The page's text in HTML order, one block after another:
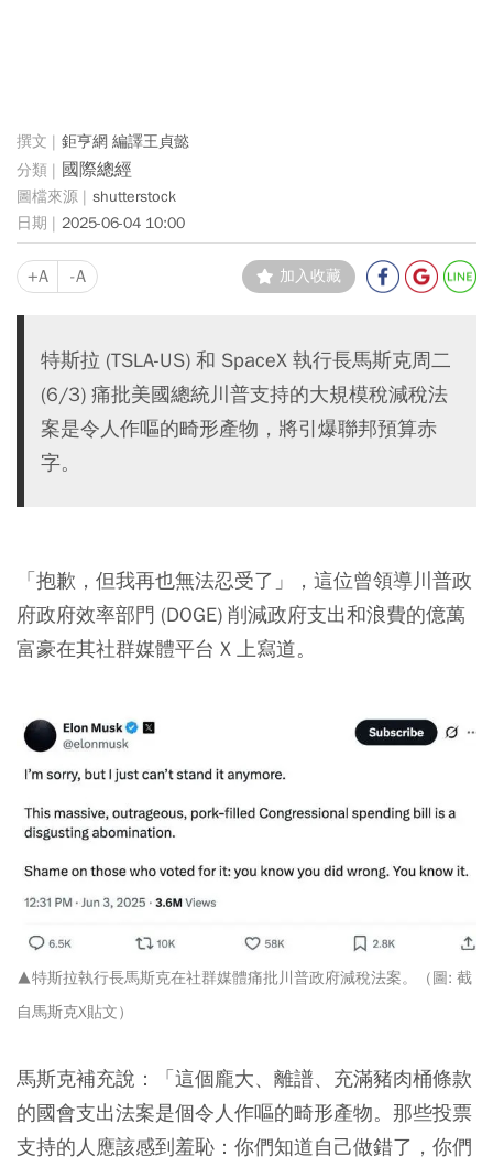
鉅亨網 編譯王貞懿
國際總經
shutterstock
2025-06-04 10:00
+A -A 加入收藏
特斯拉 (TSLA-US) 和 SpaceX 執行長馬斯克周二
(6/3) 痛批美國總統川普支持的大規模稅減稅法
案是令人作嘔的畸形產物，將引爆聯邦預算赤
字。
「抱歉，但我再也無法忍受了」，這位曾領導川普政
府政府效率部門 (DOGE) 削減政府支出和浪費的億萬
富豪在其社群媒體平台 X 上寫道。
▲特斯拉執行長馬斯克在社群媒體痛批川普政府減稅法案。（圖: 截
自馬斯克X貼文）
馬斯克補充說：「這個龐大、離譜、充滿豬肉桶條款
的國會支出法案是個令人作嘔的畸形產物。那些投票
支持的人應該感到羞恥：你們知道自己做錯了，你們